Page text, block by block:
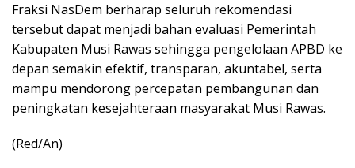
Fraksi NasDem berharap seluruh rekomendasi
tersebut dapat menjadi bahan evaluasi Pemerintah
Kabupaten Musi Rawas sehingga pengelolaan APBD ke
depan semakin efektif, transparan, akuntabel, serta
mampu mendorong percepatan pembangunan dan
peningkatan kesejahteraan masyarakat Musi Rawas.
(Red/An)